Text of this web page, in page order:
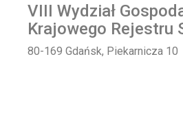
VIII Wydział
Krajowego Rejestru
80-169 Gdańsk, Piekarnicza 10